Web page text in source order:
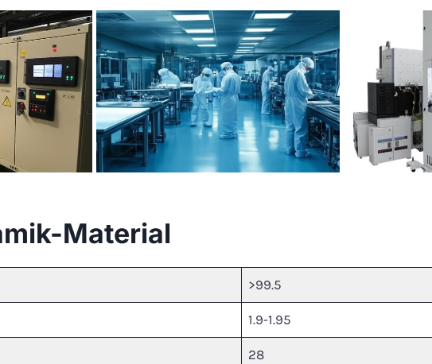
Material
>99.5
1.9-1.95
28